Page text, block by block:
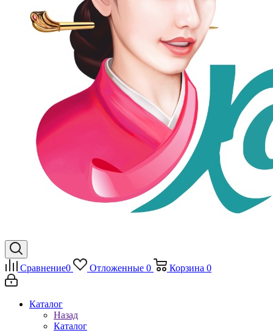
Сравнение0 Отложенные 0 Корзина 0
Каталог
Назад
Каталог